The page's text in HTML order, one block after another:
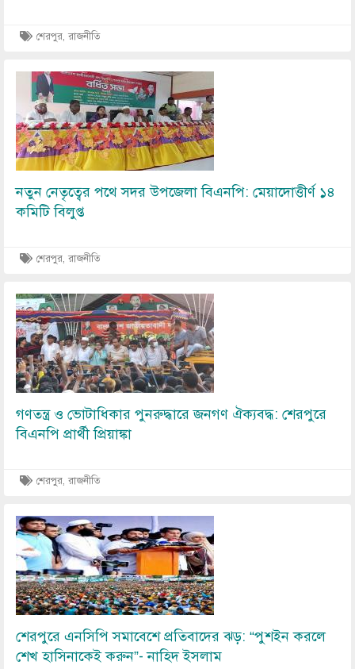
শেরপুর, রাজনীতি
Image
নতুন নেতৃত্বের পথে সদর উপজেলা বিএনপি: মেয়াদোত্তীর্ণ ১৪
কমিটি বিলুপ্ত
শেরপুর, রাজনীতি
Image
গণতন্ত্র ও ভোটাধিকার পুনরুদ্ধারে জনগণ ঐক্যবদ্ধ: শেরপুরে
বিএনপি প্রার্থী প্রিয়াঙ্কা
শেরপুর, রাজনীতি
Image
শেরপুরে এনসিপি সমাবেশে প্রতিবাদের ঝড়: “পুশইন করলে
শেখ হাসিনাকেই করুন”- নাহিদ ইসলাম